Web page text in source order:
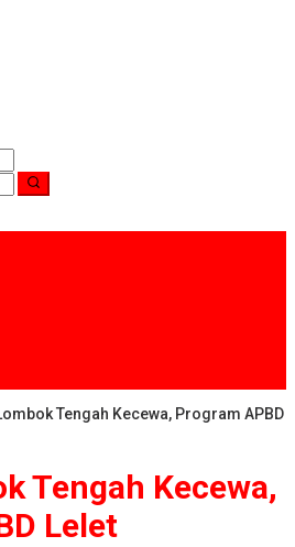
Tengah Kecewa, Program APBD
Tengah Kecewa,
Lelet